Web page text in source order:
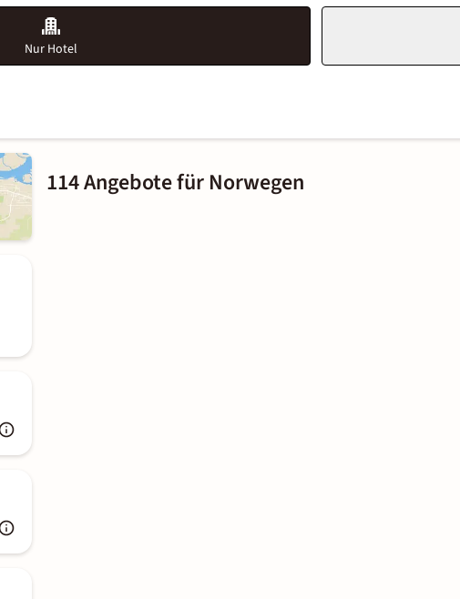
Nur Hotel
114 Angebote für Norwegen